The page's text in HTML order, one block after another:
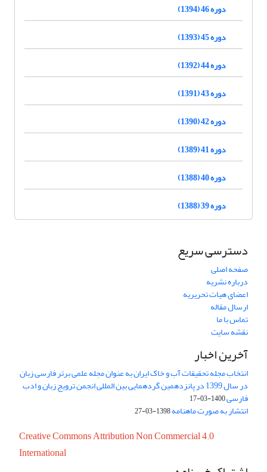
دوره 46 (1394)
دوره 45 (1393)
دوره 44 (1392)
دوره 43 (1391)
دوره 42 (1390)
دوره 41 (1389)
دوره 40 (1388)
دوره 39 (1388)
دسترسی سریع
صفحه اصلی
درباره نشریه
اعضای هیات تحریریه
ارسال مقاله
تماس با ما
نقشه سایت
آخرین اخبار
انتخاب مجله تحقیقات آب و خاک ایران به عنوان مجله علمی برتر فارسی زبان
در سال 1399 در پانزدهمین گردهمایی بین المللی انجمن ترویج زبان و ادب
فارسی1400-03-17
انتشار به صورت ماهنامه1398-03-27
Creative Commons Attribution Non Commercial 4.0
International